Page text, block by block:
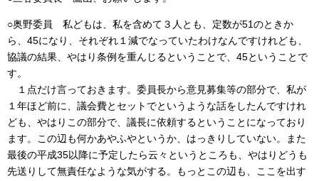
○奥野委員 私どもは、私を含めて３人とも、定数が51のときか
ら、45になり、それぞれ１減でなっていたわけなんですけれども、
協議の結果、やはり条例を重んじるということで、45ということで
す。
１点だけ言っておきます。委員長から意見募集等の部分で、私が
１年ほど前に、議会費とセットでというような話をしたんですけれ
ども、やはりこの部分で、議長に依頼するということになっており
ます。この辺も何かあやふやというか、はっきりしていない。また
最後の平成35以降に予定したら云々というところも、やはりどうも
先送りして無責任なような気がする。もっとこの辺も、ここを出す